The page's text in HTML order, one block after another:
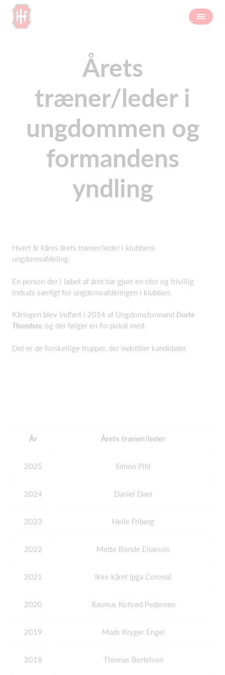
Årets
træner/leder i
ungdommen og
formandens
yndling
Hvert år kåres årets træner/leder i klubbens
ungdomsafdeling.
En person der i løbet af året har gjort en stor og frivillig
indsats særligt for ungdomsafdelingen i klubben.
Kåringen blev indført i 2014 af Ungdomsformand Dorte
Thomhav, og der følger en fin pokal med.
Det er de forskellige trupper, der indstiller kandidater.
År Årets træner/leder
2025 Simon Pihl
2024 Daniel Dam
2023 Helle Friberg
2022 Mette Bonde Eliasson
2021 Ikke kåret (pga Corona)
2020 Rasmus Kofoed Pedersen
2019 Mads Kryger Engel
2018 Thomas Bertelsen